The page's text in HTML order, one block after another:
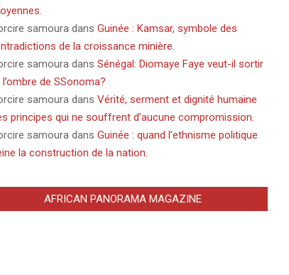
samoura dans Guinée : Kamsar, symbole des
de la croissance minière.
samoura dans Sénégal: Diomaye Faye veut-il sortir
l’ombre de SSonoma?
samoura dans Vérité, serment et dignité humaine
principes qui ne souffrent d’aucune compromission.
samoura dans Guinée : quand l’ethnisme politique
la construction de la nation.
AFRICAN PANORAMA MAGAZINE